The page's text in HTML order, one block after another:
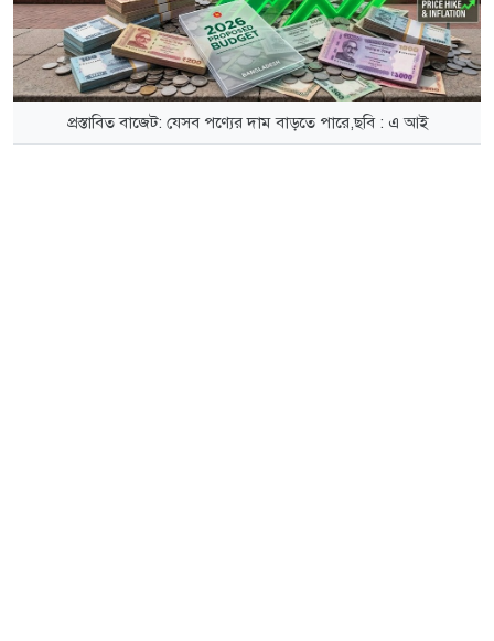
প্রস্তাবিত বাজেট: যেসব পণ্যের দাম বাড়তে পারে,ছবি : এ আই